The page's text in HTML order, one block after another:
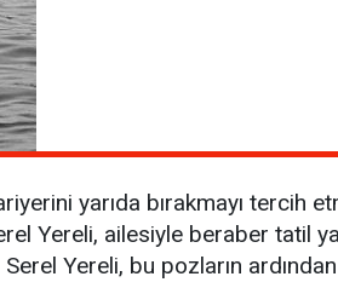
yarıda bırakmayı tercih
Yereli, ailesiyle beraber tatil
Yereli, bu pozların